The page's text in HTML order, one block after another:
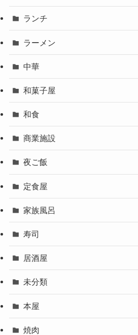
ランチ
ラーメン
中華
和菓子屋
和食
商業施設
夜ご飯
定食屋
家族風呂
寿司
居酒屋
未分類
本屋
焼肉